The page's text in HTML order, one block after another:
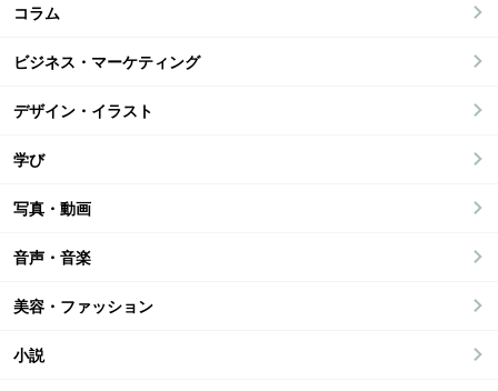
コラム
ビジネス・マーケティング
デザイン・イラスト
学び
写真・動画
音声・音楽
美容・ファッション
小説